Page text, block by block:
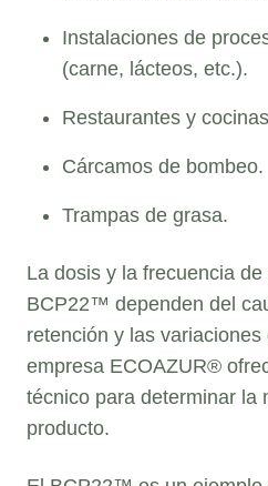
Instalaciones de
(carne, lácteos, etc.).
Restaurantes y
Cárcamos de bombeo.
Trampas de grasa.
La dosis y la frecuencia de
BCP22™ dependen del
retención y las
empresa ECOAZUR®
técnico para determinar la
producto.